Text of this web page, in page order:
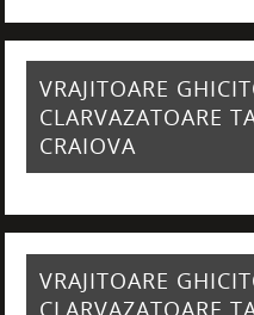
VRAJITOARE
CLARVAZATOARE
CRAIOVA
VRAJITOARE